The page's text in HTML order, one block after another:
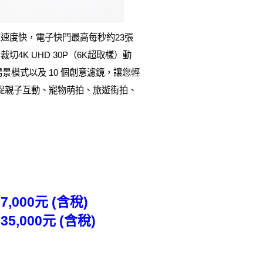
度快，電子快門最高每秒約23張
切4K UHD 30P（6K超取樣）動
模式以及 10 個創意濾鏡，讓您輕
子互動、寵物萌拍、旅遊街拍、
元 (含稅)
元 (含稅)